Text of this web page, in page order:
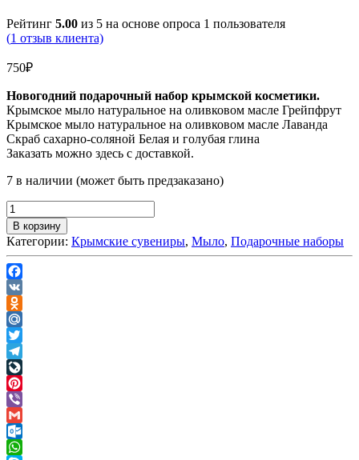
Рейтинг 5.00 из 5 на основе опроса 1 пользователя
(1 отзыв клиента)
750₽
Новогодний подарочный набор крымской косметики.
Крымское мыло натуральное на оливковом масле Грейпфрут
Крымское мыло натуральное на оливковом масле Лаванда
Скраб сахарно-соляной Белая и голубая глина
Заказать можно здесь с доставкой.
7 в наличии (может быть предзаказано)
В корзину
Категории: Крымские сувениры, Мыло, Подарочные наборы
Facebook
VK
Odnoklassniki
Mail.Ru
Twitter
Telegram
LiveJournal
Pinterest
Viber
Gmail
Outlook.com